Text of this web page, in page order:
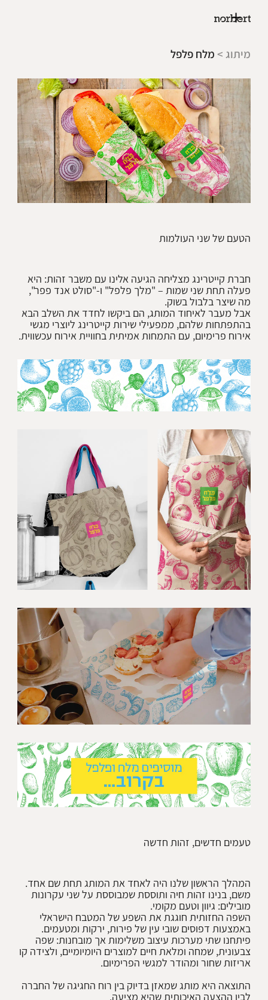
מיתוג > מלח פלפל
הטעם של שני העולמות
חברת קייטרינג מצליחה הגיעה אלינו עם משבר זהות: היא
פעלה תחת שני שמות – "מלך פלפל" ו-"סולט אנד פפר",
אבל מעבר לאיחוד המותג, הם ביקשו לחדד את השלב הבא
בהתפתחות שלהם, ממפעילי שירות קייטרינג ליוצרי מגשי
אירוח פרימיום, עם התמחות אמיתית בחוויית אירוח עכשווית.
טעמים חדשים, זהות חדשה
המהלך הראשון שלנו היה לאחד את המותג תחת שם אחד.
משם, בנינו זהות חיה ותוססת שמבוססת על שני עקרונות
השפה החזותית חוגגת את השפע של המטבח הישראלי
פיתחנו שתי מערכות עיצוב משלימות אך מובחנות: שפה
צבעונית, שמחה ומלאת חיים למוצרים היומיומיים, ולצידה קו
התוצאה היא מותג שמאזן בדיוק בין רוח החגיגה של החברה